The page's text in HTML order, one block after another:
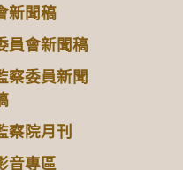
新聞稿
員會新聞稿
察委員新聞
察院月刊
音專區